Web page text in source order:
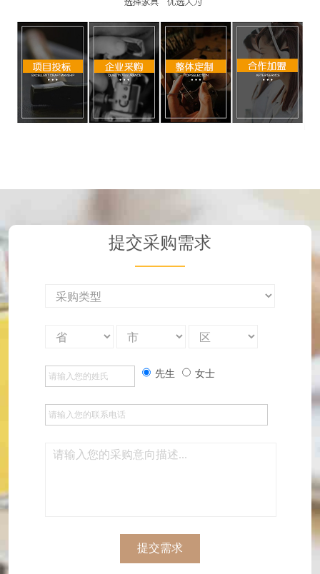
提交采购需求
先生 女士
提交需求